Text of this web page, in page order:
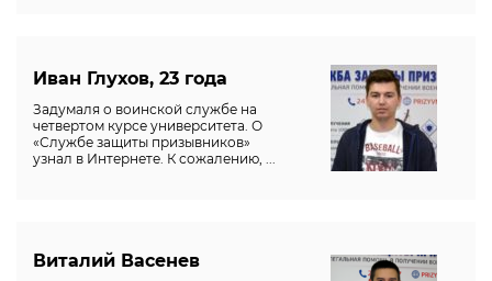
Иван Глухов, 23 года
Задумаля о воинской службе на
четвертом курсе университета. О
«Службе защиты призывников»
узнал в Интернете. К сожалению, ...
Виталий Васенев